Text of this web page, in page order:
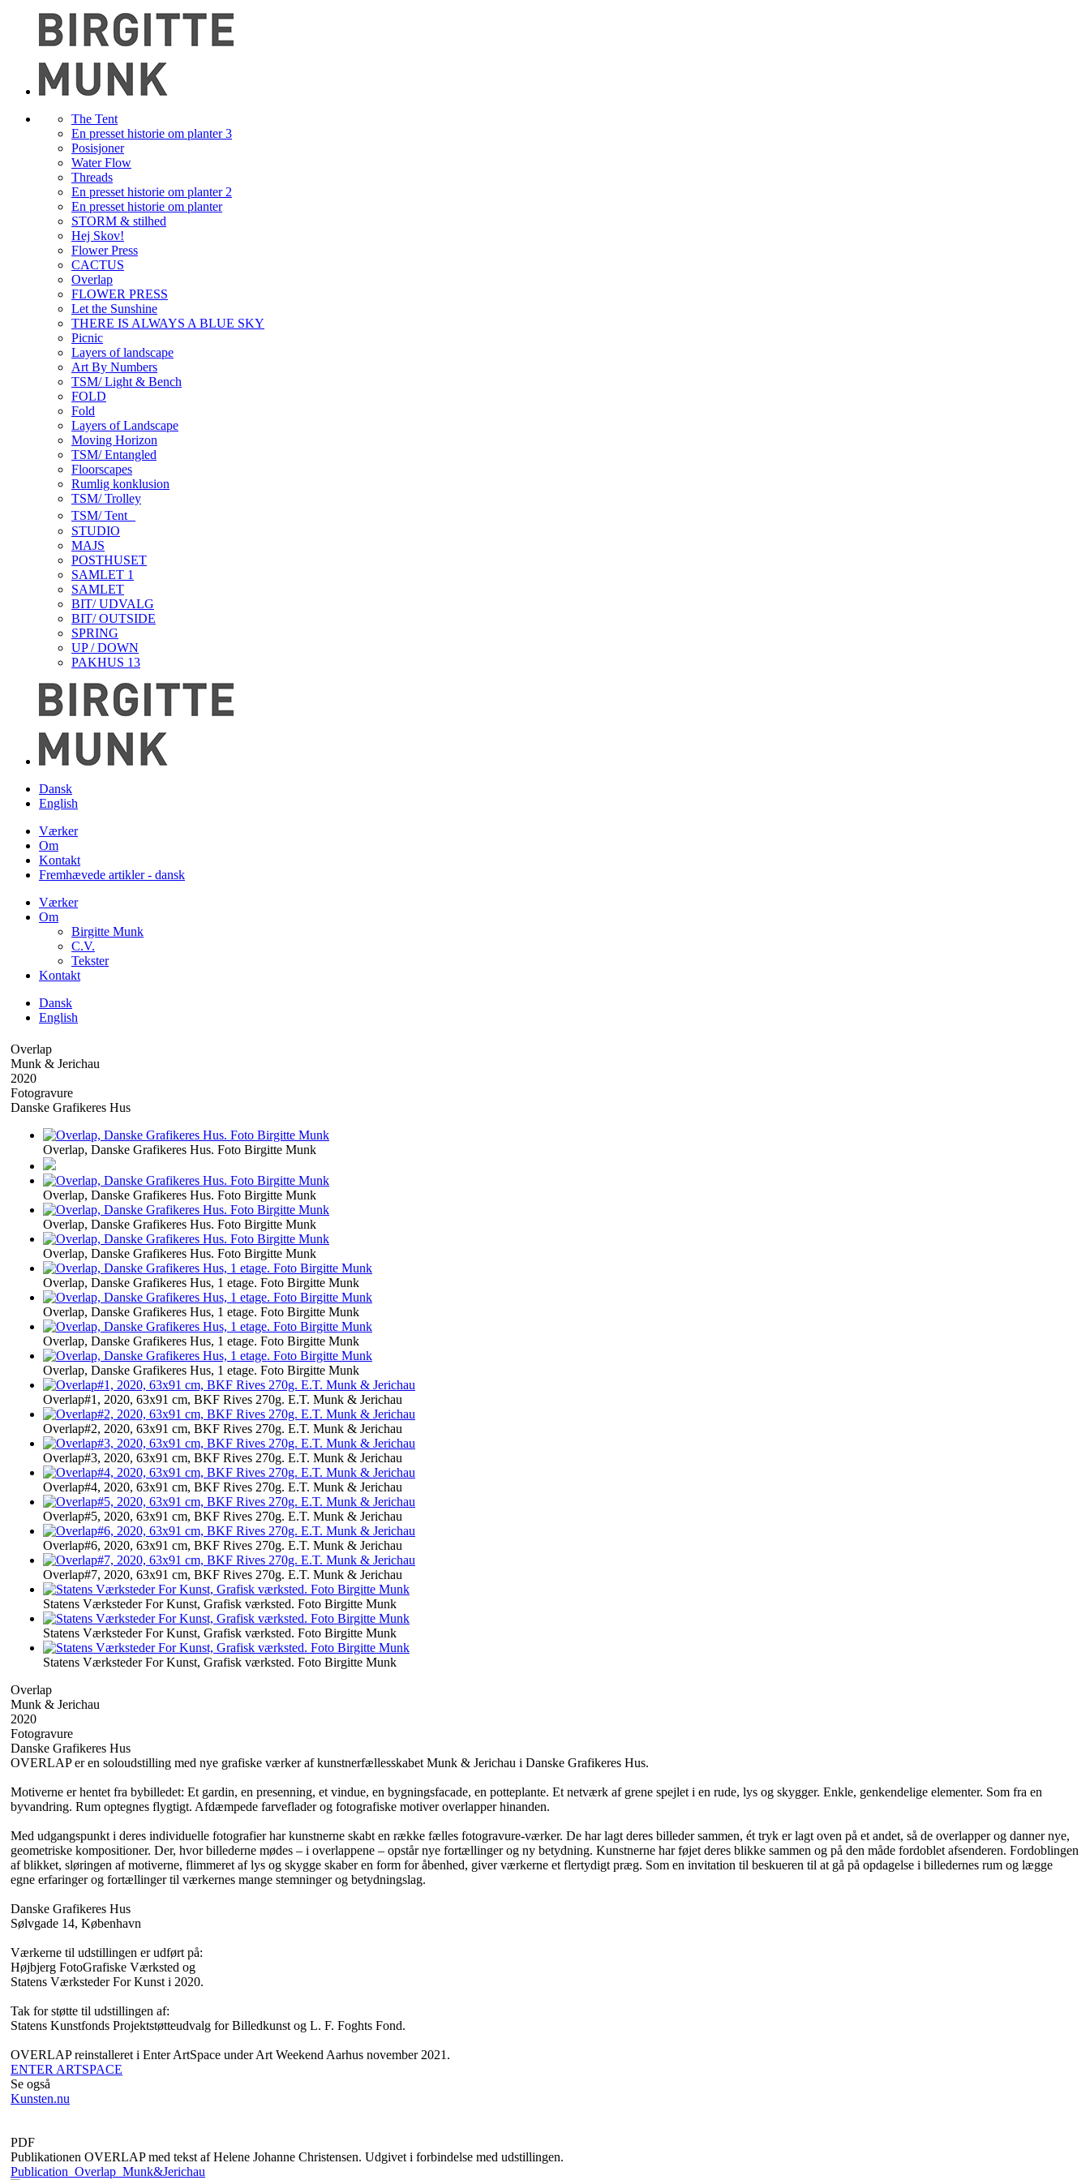
The Tent
En presset historie om planter 3
Posisjoner
Water Flow
Threads
En presset historie om planter 2
En presset historie om planter
STORM & stilhed
Hej Skov!
Flower Press
CACTUS
Overlap
FLOWER PRESS
Let the Sunshine
THERE IS ALWAYS A BLUE SKY
Picnic
Layers of landscape
Art By Numbers
TSM/ Light & Bench
FOLD
Fold
Layers of Landscape
Moving Horizon
TSM/ Entangled
Floorscapes
Rumlig konklusion
TSM/ Trolley
TSM/ Tent
STUDIO
MAJS
POSTHUSET
SAMLET 1
SAMLET
BIT/ UDVALG
BIT/ OUTSIDE
SPRING
UP / DOWN
PAKHUS 13
Dansk
English
Værker
Om
Kontakt
Fremhævede artikler - dansk
Værker
Om
Birgitte Munk
C.V.
Tekster
Kontakt
Dansk
English
Overlap
Munk & Jerichau
2020
Fotogravure
Danske Grafikeres Hus
Overlap, Danske Grafikeres Hus. Foto Birgitte Munk
Overlap, Danske Grafikeres Hus. Foto Birgitte Munk
Overlap, Danske Grafikeres Hus. Foto Birgitte Munk
Overlap, Danske Grafikeres Hus. Foto Birgitte Munk
Overlap, Danske Grafikeres Hus, 1 etage. Foto Birgitte Munk
Overlap, Danske Grafikeres Hus, 1 etage. Foto Birgitte Munk
Overlap, Danske Grafikeres Hus, 1 etage. Foto Birgitte Munk
Overlap, Danske Grafikeres Hus, 1 etage. Foto Birgitte Munk
Overlap#1, 2020, 63x91 cm, BKF Rives 270g. E.T. Munk & Jerichau
Overlap#2, 2020, 63x91 cm, BKF Rives 270g. E.T. Munk & Jerichau
Overlap#3, 2020, 63x91 cm, BKF Rives 270g. E.T. Munk & Jerichau
Overlap#4, 2020, 63x91 cm, BKF Rives 270g. E.T. Munk & Jerichau
Overlap#5, 2020, 63x91 cm, BKF Rives 270g. E.T. Munk & Jerichau
Overlap#6, 2020, 63x91 cm, BKF Rives 270g. E.T. Munk & Jerichau
Overlap#7, 2020, 63x91 cm, BKF Rives 270g. E.T. Munk & Jerichau
Statens Værksteder For Kunst, Grafisk værksted. Foto Birgitte Munk
Statens Værksteder For Kunst, Grafisk værksted. Foto Birgitte Munk
Statens Værksteder For Kunst, Grafisk værksted. Foto Birgitte Munk
Overlap
Munk & Jerichau
2020
Fotogravure
Danske Grafikeres Hus
OVERLAP er en soloudstilling med nye grafiske værker af kunstnerfællesskabet Munk & Jerichau i Danske Grafikeres Hus.
Motiverne er hentet fra bybilledet: Et gardin, en presenning, et vindue, en bygningsfacade, en potteplante. Et netværk af grene spejlet i en rude, lys og skygger. Enkle, genkendelige elementer. Som fra en
byvandring. Rum optegnes flygtigt. Afdæmpede farveflader og fotografiske motiver overlapper hinanden.
Med udgangspunkt i deres individuelle fotografier har kunstnerne skabt en række fælles fotogravure-værker. De har lagt deres billeder sammen, ét tryk er lagt oven på et andet, så de overlapper og danner nye,
geometriske kompositioner. Der, hvor billederne mødes – i overlappene – opstår nye fortællinger og ny betydning. Kunstnerne har føjet deres blikke sammen og på den måde fordoblet afsenderen. Fordoblingen
af blikket, sløringen af motiverne, flimmeret af lys og skygge skaber en form for åbenhed, giver værkerne et flertydigt præg. Som en invitation til beskueren til at gå på opdagelse i billedernes rum og lægge
egne erfaringer og fortællinger til værkernes mange stemninger og betydningslag.
Danske Grafikeres Hus
Sølvgade 14, København
Værkerne til udstillingen er udført på:
Højbjerg FotoGrafiske Værksted og
Statens Værksteder For Kunst i 2020.
Tak for støtte til udstillingen af:
Statens Kunstfonds Projektstøtteudvalg for Billedkunst og L. F. Foghts Fond.
OVERLAP reinstalleret i Enter ArtSpace under Art Weekend Aarhus november 2021.
ENTER ARTSPACE
Se også
Kunsten.nu
PDF
Publikationen OVERLAP med tekst af Helene Johanne Christensen. Udgivet i forbindelse med udstillingen.
Publication_Overlap_Munk&Jerichau